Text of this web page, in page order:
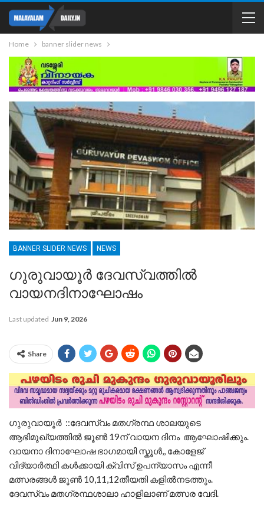
Home banner slider news
BANNER SLIDER NEWS NEWS
ഗുരുവായൂർ ദേവസ്വത്തിൽ
വായനദിനാഘോഷം
Last updated Jun 9, 2026
Share
ഗുരുവായൂർ ::ദേവസ്വം മതഗ്രന്ഥ ശാലയുടെ
ആഭിമുഖ്യത്തിൽ ജൂൺ 19ന് വായന ദിനം ആഘോഷിക്കും.
വായനാ ദിനാഘോഷ ഭാഗമായി സ്കൂൾ,, കോളേജ്
വിദ്യാർത്ഥി കൾക്കായി ക്വിസ് ഉപന്യാസം എന്നീ
മത്സരങ്ങൾ ജൂൺ 10,11,12തീയതി കളിൽനടത്തും.
ദേവസ്വം മതഗ്രന്ഥശാലാ ഹാളിലാണ് മത്സര വേദി.